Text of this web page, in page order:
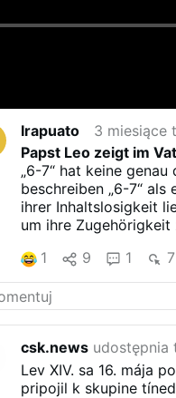
Irapuato
3 miesiące
Papst Leo zeigt im
„6-7“ hat keine
beschreiben „6-7“ als
ihrer Inhaltslosigkeit
um ihre
Dictionary.com ist die
der Generationen Z
auszudrücken, was
6abc Philadelphia
1 9 1
csk.news udostępnia
Lev XIV. sa 16. mája
pripojil k skupine